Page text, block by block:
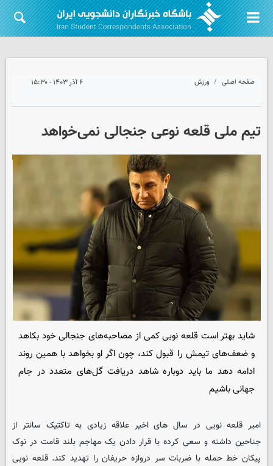
صفحه اصلی ورزش ۶ آذر ۱۴۰۳ - ۱۵:۳۰
تیم ملی قلعه نوعی جنجالی نمی‌خواهد
شاید بهتر است قلعه نویی کمی از مصاحبه‌های جنجالی خود بکاهد
و ضعف‌های تیمش را قبول کند، چون اگر او بخواهد با همین روند
ادامه دهد ما باید دوباره شاهد دریافت گل‌های متعدد در جام
جهانی باشیم
امیر قلعه نویی در سال های اخیر علاقه زیادی به تاکتیک سانتر از
جناحین داشته و سعی کرده با قرار دادن یک مهاجم بلند قامت در نوک
پیکان خط حمله با ضربات سر دروازه حریفان را تهدید کند. قلعه نویی